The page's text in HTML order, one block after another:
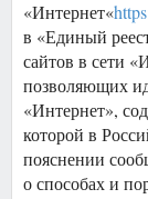
«Интернет«
в «Единый
сайтов в сети
позволяющих
«Интернет»,
которой в
пояснении
о способах и